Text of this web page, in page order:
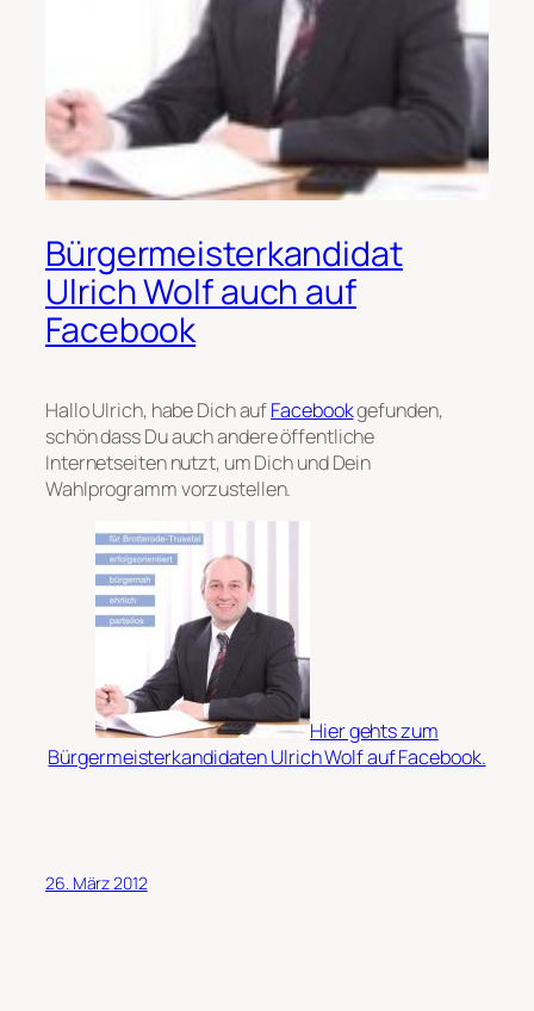
Bürgermeisterkandidat
Ulrich Wolf auch auf
Facebook
Hallo Ulrich, habe Dich aufFacebookgefunden,
schön dass Du auch andere öffentliche
Internetseiten nutzt, um Dich und Dein
Wahlprogramm vorzustellen.
Hier gehts zum
Bürgermeisterkandidaten Ulrich Wolf auf Facebook.
26. März 2012